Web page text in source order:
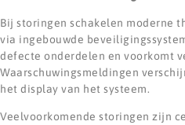
Bij storingen schakelen moderne
via ingebouwde
defecte onderdelen en voorkomt
Waarschuwingsmeldingen
het display van het systeem.
Veelvoorkomende storingen zijn